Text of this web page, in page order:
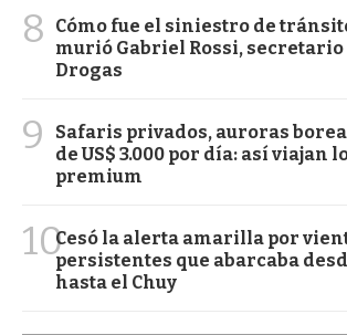
8
Cómo fue el siniestro de
murió Gabriel Rossi,
Drogas
9
Safaris privados, auroras
de US$ 3.000 por día: así viajan
premium
10Cesó la alerta amarilla por
persistentes que abarcaba
hasta el Chuy